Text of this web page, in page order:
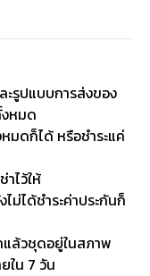
ะรูปแบบการส่งของ
งหมด
หมดก็ได้ หรือชำระแค่
ไว้ให้
ม่ได้ชำระค่าประกันก็
แล้วชุดอยู่ในสภาพ
ใน 7 วัน